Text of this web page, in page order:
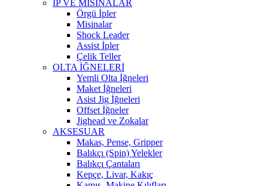
İP VE MİSİNALAR
Örgü İpler
Misinalar
Shock Leader
Assist İpler
Çelik Teller
OLTA İĞNELERİ
Yemli Olta İğneleri
Maket İğneleri
Asist Jig İğneleri
Offset İğneler
Jighead ve Zokalar
AKSESUAR
Makas, Pense, Gripper
Balıkçı (Spin) Yelekler
Balıkçı Çantaları
Kepçe, Livar, Kakıç